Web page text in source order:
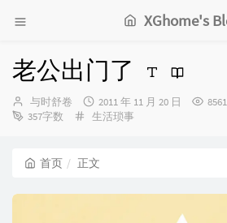
XGhome's
老公出门了
博
主：
与时舒卷
发
布
2011 年 11 月 20 日
357字数
分
生活琐事
首页 正文